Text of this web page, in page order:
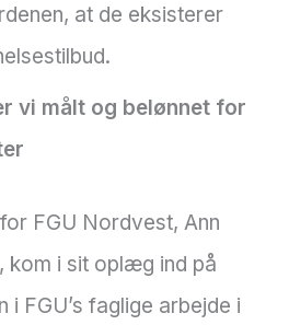
at de eksisterer
vi målt og belønnet for
FGU Nordvest, Ann
kom i sit oplæg ind på
i FGU’s faglige arbejde i